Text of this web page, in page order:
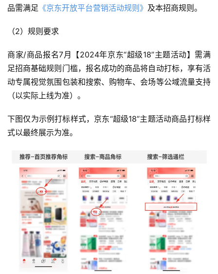
品需满足 《京东开放平台营销活动规则》 及本招商规则。
（2）规则要求
商家/商品报名7月【2024年京东“超级18”主题活动】需满
足招商基础规则门槛，报名成功的商品将自动打标，享有活
动专属视觉氛围包装和搜索、购物车、会场等公域流量支持
（以实际上线为准）。
下图仅为示例打标样式，京东“超级18”主题活动商品打标样
式以最终展示为准。